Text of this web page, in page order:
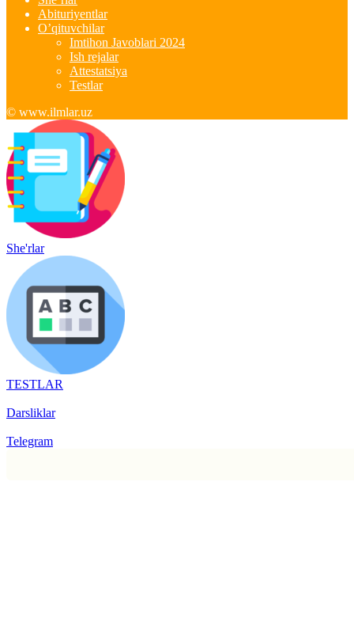
Abituriyentlar
O’qituvchilar
Imtihon Javoblari 2024
Ish rejalar
Attestatsiya
Testlar
© www.ilmlar.uz
She'rlar
TESTLAR
Darsliklar
Telegram